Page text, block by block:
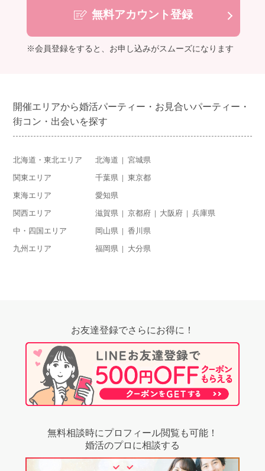
無料アカウント登録
※会員登録をすると、お申し込みがスムーズになります
開催エリアから婚活パーティー・お見合いパーティー・
街コン・出会いを探す
北海道・東北エリア 北海道 宮城県
関東エリア 千葉県 東京都
東海エリア 愛知県
関西エリア 滋賀県 京都府 大阪府 兵庫県
中・四国エリア 岡山県 香川県
九州エリア 福岡県 大分県
お友達登録でさらにお得に！
無料相談時にプロフィール閲覧も可能！
婚活のプロに相談する